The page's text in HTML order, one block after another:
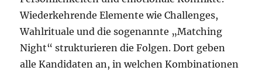
Wiederkehrende Elemente wie Challenges,
Wahlrituale und die sogenannte „Matching
Night“ strukturieren die Folgen. Dort geben
alle Kandidaten an, in welchen Kombinationen